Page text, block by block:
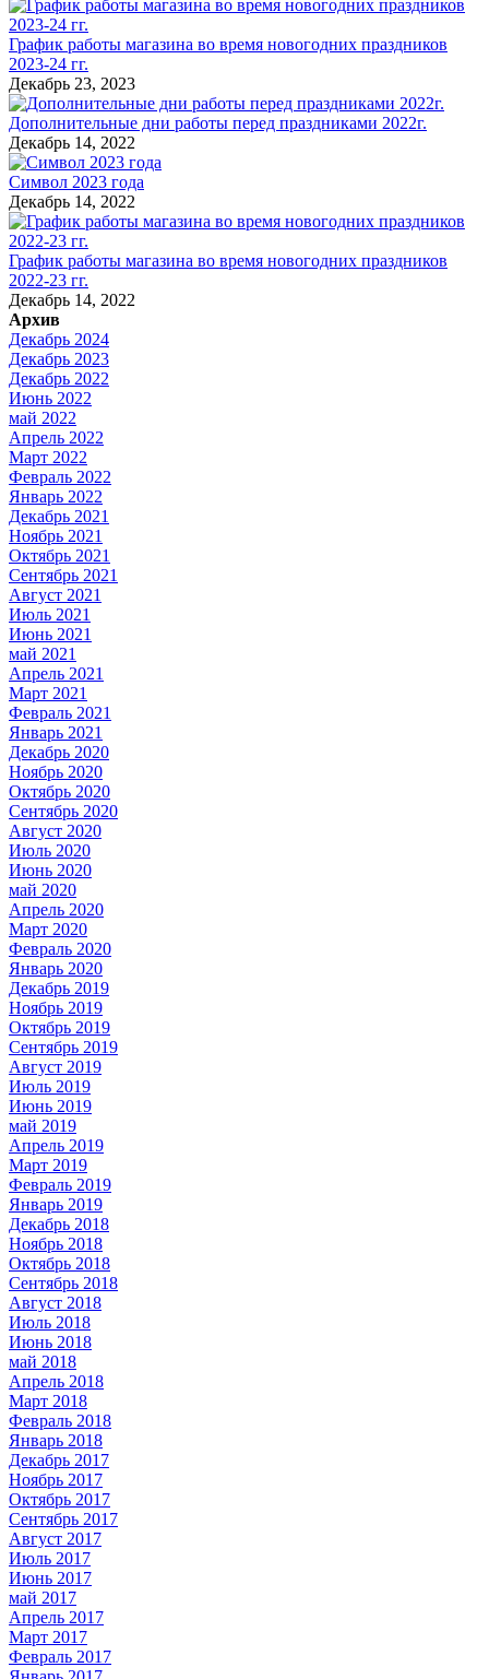
График работы магазина во время новогодних праздников
2023-24 гг.
Декабрь 23, 2023
Дополнительные дни работы перед праздниками 2022г.
Декабрь 14, 2022
Символ 2023 года
Декабрь 14, 2022
График работы магазина во время новогодних праздников
2022-23 гг.
Декабрь 14, 2022
Архив
Декабрь 2024
Декабрь 2023
Декабрь 2022
Июнь 2022
май 2022
Апрель 2022
Март 2022
Февраль 2022
Январь 2022
Декабрь 2021
Ноябрь 2021
Октябрь 2021
Сентябрь 2021
Август 2021
Июль 2021
Июнь 2021
май 2021
Апрель 2021
Март 2021
Февраль 2021
Январь 2021
Декабрь 2020
Ноябрь 2020
Октябрь 2020
Сентябрь 2020
Август 2020
Июль 2020
Июнь 2020
май 2020
Апрель 2020
Март 2020
Февраль 2020
Январь 2020
Декабрь 2019
Ноябрь 2019
Октябрь 2019
Сентябрь 2019
Август 2019
Июль 2019
Июнь 2019
май 2019
Апрель 2019
Март 2019
Февраль 2019
Январь 2019
Декабрь 2018
Ноябрь 2018
Октябрь 2018
Сентябрь 2018
Август 2018
Июль 2018
Июнь 2018
май 2018
Апрель 2018
Март 2018
Февраль 2018
Январь 2018
Декабрь 2017
Ноябрь 2017
Октябрь 2017
Сентябрь 2017
Август 2017
Июль 2017
Июнь 2017
май 2017
Апрель 2017
Март 2017
Февраль 2017